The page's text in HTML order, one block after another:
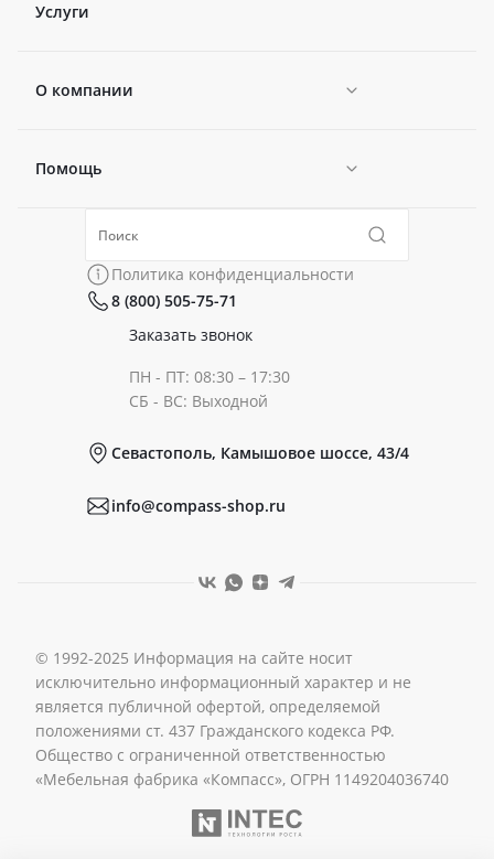
Услуги
О компании
Новости
Политика конфиденциальности
Помощь
Коллекции
Политика конфиденциальности
8 (800) 505-75-71
Заказать звонок
ПН - ПТ: 08:30 – 17:30
СБ - ВС: Выходной
Севастополь, Камышовое шоссе, 43/4
info@compass-shop.ru
© 1992-2025 Информация на сайте носит
исключительно информационный характер и не
является публичной офертой, определяемой
положениями ст. 437 Гражданского кодекса РФ.
Общество с ограниченной ответственностью
«Мебельная фабрика «Компасс», ОГРН 1149204036740